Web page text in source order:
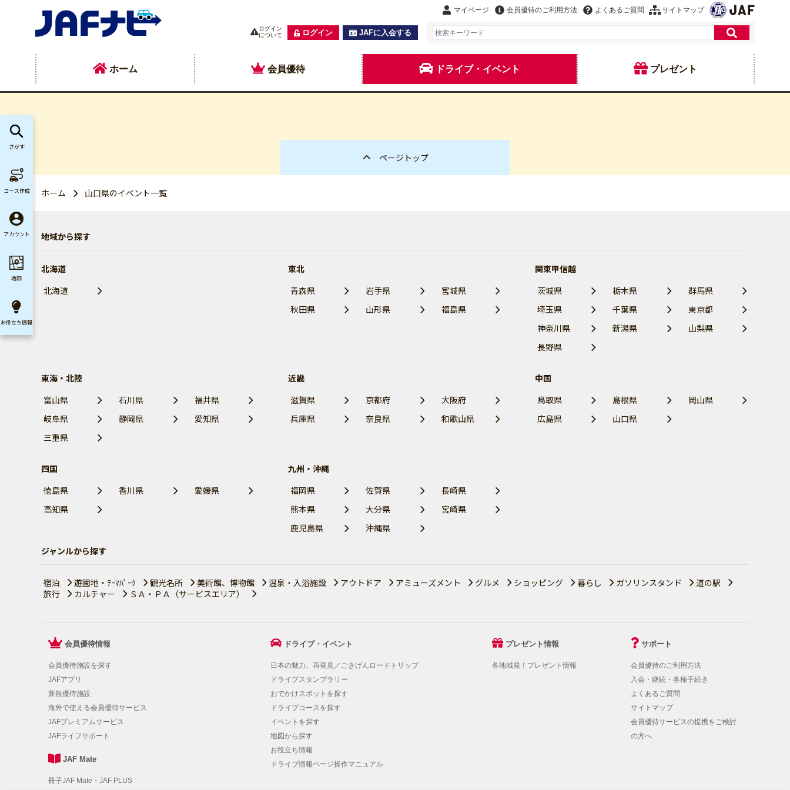
マイページ 会員優待のご利用方法 よくあるご質問 サイトマップ
ログイン
について
ログイン JAFに入会する
ホーム 会員優待 ドライブ・イベント プレゼント
ページトップ
ホーム 山口県のイベント一覧
地域から探す
北海道
北海道
東北
青森県
岩手県
宮城県
秋田県
山形県 福島県
関東甲信越
茨城県
栃木県
群馬県
埼玉県
千葉県
東京都
神奈川県
新潟県
山梨県
長野県
東海・北陸
富山県
石川県
福井県
岐阜県
静岡県
愛知県
三重県
近畿
滋賀県
京都府
大阪府
兵庫県
奈良県 和歌山県
中国
鳥取県
島根県
岡山県
広島県
山口県
四国
徳島県
香川県
愛媛県
高知県
九州・沖縄
福岡県
佐賀県
長崎県
熊本県
大分県
宮崎県
鹿児島県
沖縄県
ジャンルから探す
宿泊 遊園地・ﾃｰﾏﾊﾟｰｸ 観光名所 美術館、博物館 温泉・入浴施設 アウトドア アミューズメント グルメ ショッピング 暮らし ガソリンスタンド
道の駅
旅行
カルチャー ＳＡ・ＰＡ（サービスエリア）
会員優待情報
会員優待施設を探す
JAFアプリ
新規優待施設
海外で使える会員優待サービス
JAFプレミアムサービス
JAFライフサポート
JAF Mate
冊子JAF Mate・JAF PLUS
ドライブ・イベント
日本の魅力、再発見／ごきげんロードトリップ
ドライブスタンプラリー
おでかけスポットを探す
ドライブコースを探す
イベントを探す
地図から探す
お役立ち情報
ドライブ情報ページ操作マニュアル
プレゼント情報
各地域発！プレゼント情報
サポート
会員優待のご利用方法
入会・継続・各種手続き
よくあるご質問
サイトマップ
会員優待サービスの提携をご検討
の方へ
さがす
コース作成
アカウント
地図
お役立ち情報